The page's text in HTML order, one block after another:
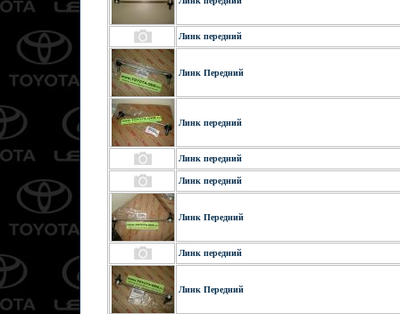
Линк передний
Линк Передний
Линк передний
Линк передний
Линк передний
Линк Передний
Линк передний
Линк Передний